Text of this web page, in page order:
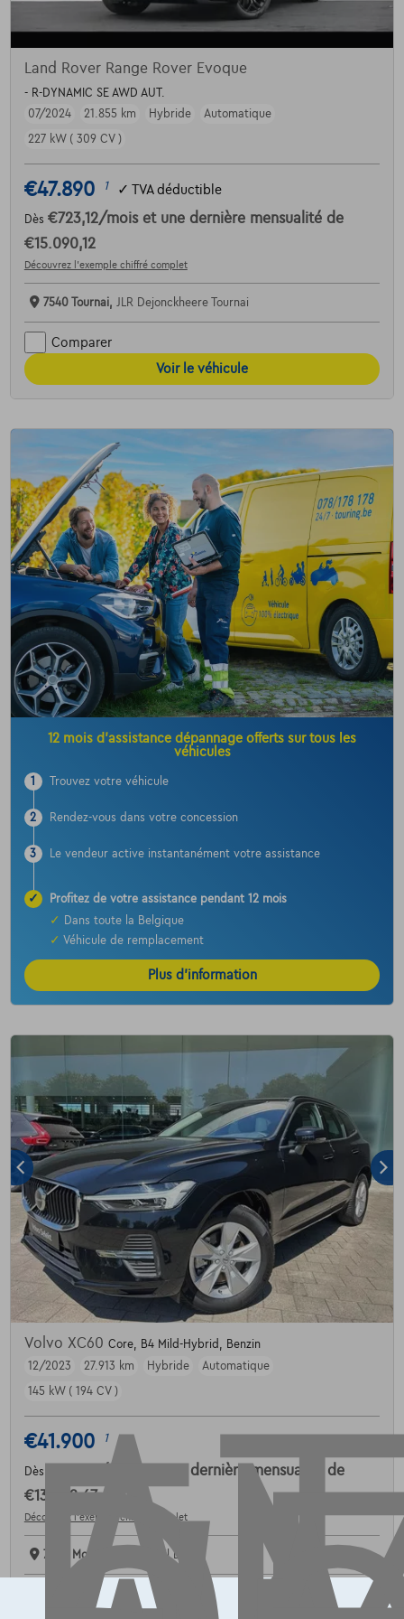
Land Rover Range Rover Evoque
- R-DYNAMIC SE AWD AUT.
07/2024
21.855 km Hybride
Automatique
227 kW ( 309 CV )
€47.890 1 ✓ TVA déductible
Dès €723,12/mois et une dernière mensualité de
€15.090,12
Découvrez l’exemple chiffré complet
7540 Tournai, JLR Dejonckheere Tournai
Comparer
Voir le véhicule
12 mois d’assistance dépannage offerts sur tous les
véhicules
1 Trouvez votre véhicule
2 Rendez-vous dans votre concession
3 Le vendeur active instantanément votre assistance
✓
Profitez de votre assistance pendant 12 mois
✓
Dans toute la Belgique
✓ Véhicule de remplacement
Plus d’information
Volvo XC60 Core, B4 Mild-Hybrid, Benzin
12/2023
27.913 km Hybride
Automatique
145 kW ( 194 CV )
€41.900 1
Dès
et une dernière mensualité de
€13.202,67
Découvrez l’exemple chiffré complet
7700 Mouscron, Novabil LC
Comparer